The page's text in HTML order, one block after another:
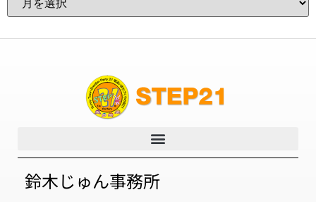
鈴木じゅん事務所